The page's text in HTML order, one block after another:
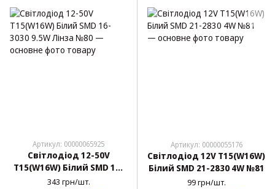
Артикул: 00000065925
Світлодіод 12-50V
T15(W16W) Білий SMD 16-
3030 9.5W Лінза №80
343 грн/шт.
Артикул: 00000055176
Світлодіод 12V T15(W16W)
Білий SMD 21-2830 4W №81
99 грн/шт.